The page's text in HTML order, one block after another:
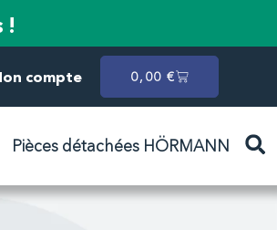
!
compte 0,00€
Pièces détachées HÖRMANN